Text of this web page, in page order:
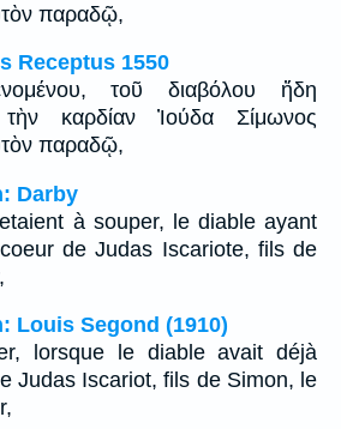
παραδῷ,
Receptus 1550
τοῦ διαβόλου ἤδη
τὴν καρδίαν Ἰούδα Σίμωνος
παραδῷ,
Darby
à souper, le diable ayant
de Judas Iscariote, fils de
Louis Segond (1910)
lorsque le diable avait déjà
Judas Iscariot, fils de Simon, le